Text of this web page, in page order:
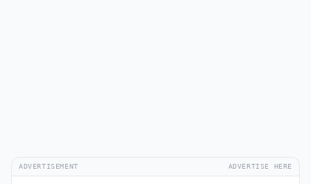
ADVERTISEMENT ADVERTISE HERE